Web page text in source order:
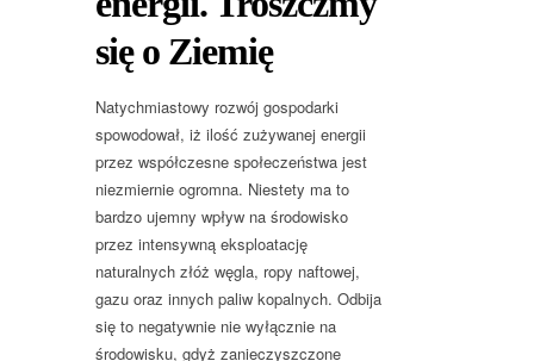
się o Ziemię
Natychmiastowy rozwój gospodarki
spowodował, iż ilość zużywanej energii
przez współczesne społeczeństwa jest
niezmiernie ogromna. Niestety ma to
bardzo ujemny wpływ na środowisko
przez intensywną eksploatację
naturalnych złóż węgla, ropy naftowej,
gazu oraz innych paliw kopalnych. Odbija
się to negatywnie nie wyłącznie na
środowisku, gdyż zanieczyszczone